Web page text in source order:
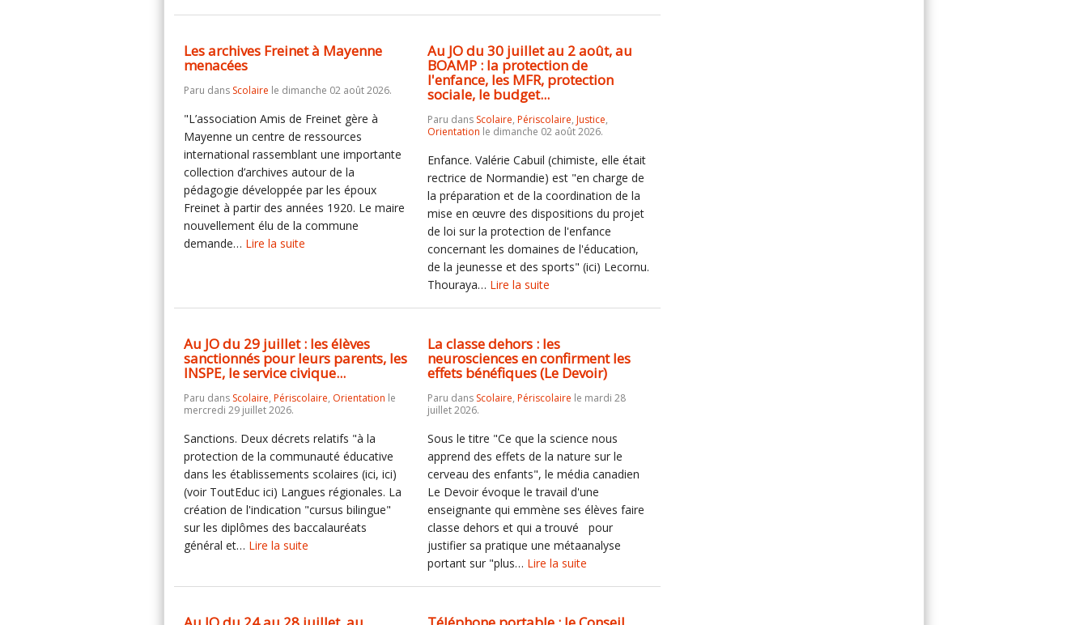
Les archives Freinet à Mayenne
menacées
Paru dans Scolaire le dimanche 02 août 2026.
"L’association Amis de Freinet gère à
Mayenne un centre de ressources
international rassemblant une importante
collection d’archives autour de la
pédagogie développée par les époux
Freinet à partir des années 1920. Le maire
nouvellement élu de la commune
demande… Lire la suite
Au JO du 30 juillet au 2 août, au
BOAMP : la protection de
l'enfance, les MFR, protection
sociale, le budget...
Paru dans Scolaire, Périscolaire, Justice,
Orientation le dimanche 02 août 2026.
Enfance. Valérie Cabuil (chimiste, elle était
rectrice de Normandie) est "en charge de
la préparation et de la coordination de la
mise en œuvre des dispositions du projet
de loi sur la protection de l'enfance
concernant les domaines de l'éducation,
de la jeunesse et des sports" (ici) Lecornu.
Thouraya… Lire la suite
Au JO du 29 juillet : les élèves
sanctionnés pour leurs parents, les
INSPE, le service civique...
Paru dans Scolaire, Périscolaire, Orientation le
mercredi 29 juillet 2026.
Sanctions. Deux décrets relatifs "à la
protection de la communauté éducative
dans les établissements scolaires (ici, ici)
(voir ToutEduc ici) Langues régionales. La
création de l'indication "cursus bilingue"
sur les diplômes des baccalauréats
général et… Lire la suite
La classe dehors : les
neurosciences en confirment les
effets bénéfiques (Le Devoir)
Paru dans Scolaire, Périscolaire le mardi 28
juillet 2026.
Sous le titre "Ce que la science nous
apprend des effets de la nature sur le
cerveau des enfants", le média canadien
Le Devoir évoque le travail d'une
enseignante qui emmène ses élèves faire
classe dehors et qui a trouvé pour
justifier sa pratique une métaanalyse
portant sur "plus… Lire la suite